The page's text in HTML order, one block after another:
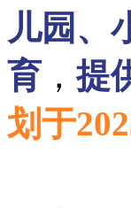
儿园、
育 ，提
划于